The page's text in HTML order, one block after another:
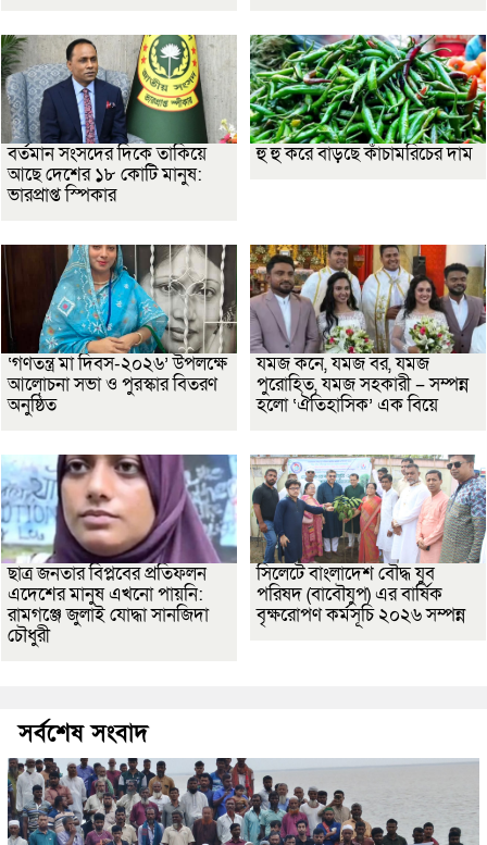
বর্তমান সংসদের দিকে তাকিয়ে
আছে দেশের ১৮ কোটি মানুষ:
ভারপ্রাপ্ত স্পিকার
হু হু করে বাড়ছে কাঁচামরিচের দাম
‘গণতন্ত্র মা দিবস-২০২৬’ উপলক্ষে
আলোচনা সভা ও পুরস্কার বিতরণ
অনুষ্ঠিত
যমজ কনে, যমজ বর, যমজ
পুরোহিত, যমজ সহকারী – সম্পন্ন
হলো ‘ঐতিহাসিক’ এক বিয়ে
ছাত্র জনতার বিপ্লবের প্রতিফলন
এদেশের মানুষ এখনো পায়নি:
রামগঞ্জে জুলাই যোদ্ধা সানজিদা
চৌধুরী
সিলেটে বাংলাদেশ বৌদ্ধ যুব
পরিষদ (বাবৌযুপ) এর বার্ষিক
বৃক্ষরোপণ কর্মসূচি ২০২৬ সম্পন্ন
সর্বশেষ সংবাদ